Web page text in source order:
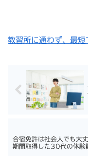
教習所に通わず、最
合宿免許は社会人でも大
期間取得した30代の体験